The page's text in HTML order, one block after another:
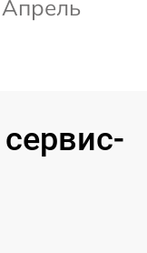
Апрель